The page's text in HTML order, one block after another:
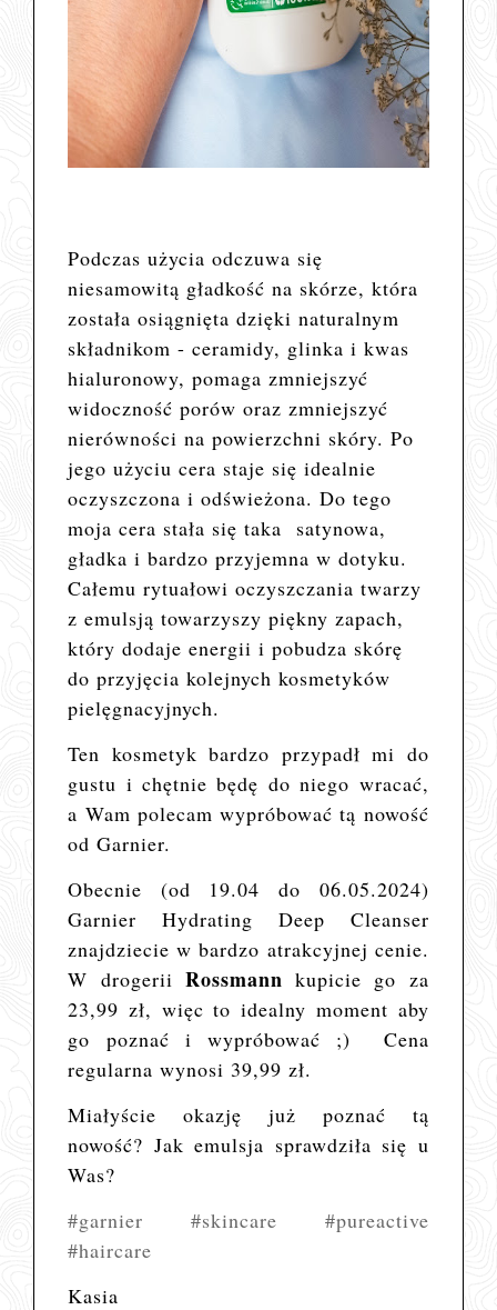
Podczas użycia odczuwa się
niesamowitą gładkość na skórze, która
została osiągnięta dzięki naturalnym
składnikom - ceramidy, glinka i kwas
hialuronowy, pomaga zmniejszyć
widoczność porów oraz zmniejszyć
nierówności na powierzchni skóry. Po
jego użyciu cera staje się idealnie
oczyszczona i odświeżona. Do tego
moja cera stała się taka satynowa,
gładka i bardzo przyjemna w dotyku.
Całemu rytuałowi oczyszczania twarzy
z emulsją towarzyszy piękny zapach,
który dodaje energii i pobudza skórę
do przyjęcia kolejnych kosmetyków
pielęgnacyjnych.
Ten kosmetyk bardzo przypadł mi do
gustu i chętnie będę do niego wracać,
a Wam polecam wypróbować tą nowość
od Garnier.
Obecnie (od 19.04 do 06.05.2024)
Garnier Hydrating Deep Cleanser
znajdziecie w bardzo atrakcyjnej cenie.
W drogerii Rossmannkupicie go za
23,99 zł, więc to idealny moment aby
go poznać i wypróbować ;)
Cena
regularna wynosi 39,99 zł.
Miałyście okazję już poznać tą
nowość? Jak emulsja sprawdziła się u
Was?
#garnier
#skincare
#pureactive
#haircare
Kasia